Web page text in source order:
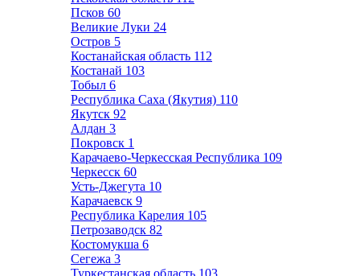
Псков 60
Великие Луки 24
Остров 5
Костанайская область 112
Костанай 103
Тобыл 6
Республика Саха (Якутия) 110
Якутск 92
Алдан 3
Покровск 1
Карачаево-Черкесская Республика 109
Черкесск 60
Усть-Джегута 10
Карачаевск 9
Республика Карелия 105
Петрозаводск 82
Костомукша 6
Сегежа 3
Туркестанская область 103